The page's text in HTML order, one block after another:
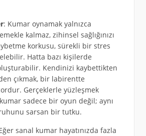
: Kumar oynamak yalnızca
kalmaz, zihinsel sağlığınızı
korkusu, sürekli bir stres
Hatta bazı kişilerde
Kendinizi kaybettikten
çıkmak, bir labirentte
Gerçeklerle yüzleşmek
sadece bir oyun değil; aynı
sarsan bir tutku.
sanal kumar hayatınızda fazla